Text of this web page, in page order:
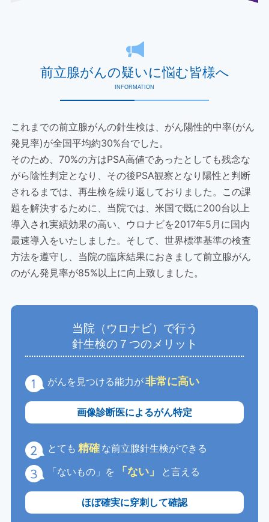
前立腺がんの疑いに悩む皆様へ
INFORMATION
これまでの前立腺がんの針生検は、がん陽性的中率(がん
発見率)が全国平均約30%台でした。
そのため、70%の方はPSA高値であったとしても残念な
がら陰性判定となり、その後PSA観察となり陽性と判断
されるまでは、再生検を繰り返しておりました。この課
題を解決するために、当院では、米国で既に200台以上
導入され実績効果の高い、ウロナビを2017年5月に国内
最速導入をいたしました。そして、世界標準基準の検査
方法を遵守し、当院の臨床結果におきまして前立腺がん
のがん発見率が85%以上に向上致しました。
当院（ウロナビ）で行う
針生検の７つのメリット
がんを見つける能力が非常に高い
画像診断医によるがん特定
とても 精確 な前立腺針生検ができる
「ないもの」を
「ない」 と言える
ほぼ確実に穿刺して確認